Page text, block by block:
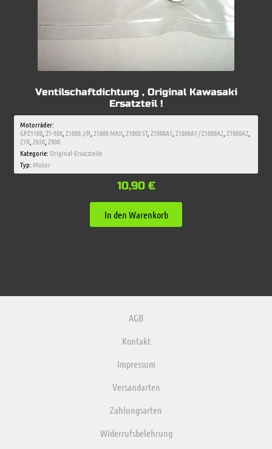
Ventilschaftdichtung , Original Kawasaki
Ersatzteil !
Motorräder:
GPZ1100,Z1-900,Z1000 J/R,Z1000 MKII,Z1000 ST,Z1000A1,Z1000A1 / Z1000A2,Z1000A2,
Z1R,Z650,Z900
Kategorie:Original-Ersatzteile
Typ: Motor
10,90 €
In den Warenkorb
AGB
Kontakt
Impressum
Versandarten
Zahlungsarten
Widerrufsbelehrung